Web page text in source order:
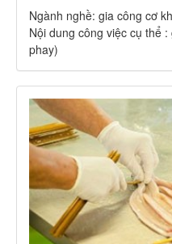
Ngành nghề: gia công cơ
Nội dung công việc cụ thể
phay)